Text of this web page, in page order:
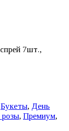
7шт.,
Букеты, День
, Премиум,